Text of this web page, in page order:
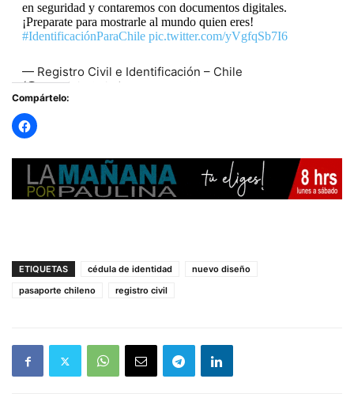
en seguridad y contaremos con documentos digitales.
¡Preparate para mostrarle al mundo quien eres!
#IdentificaciónParaChile pic.twitter.com/yVgfqSb7I6
— Registro Civil e Identificación – Chile
(@RegCivil_Chile)
Compártelo:
ETIQUETAS cédula de identidad
nuevo diseño
pasaporte chileno
registro civil